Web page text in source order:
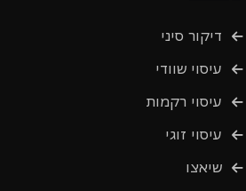
דיקור סיני
עיסוי שוודי
עיסוי רקמות
עיסוי זוגי
שיאצו